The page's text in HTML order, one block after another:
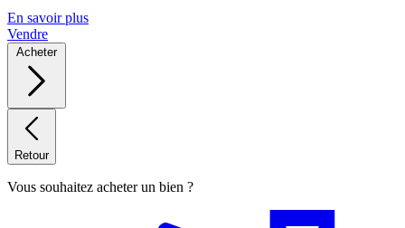
En savoir plus
Vendre
Acheter
Retour
Vous souhaitez acheter un bien ?